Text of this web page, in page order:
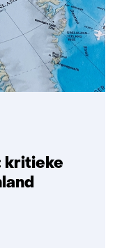
kritieke